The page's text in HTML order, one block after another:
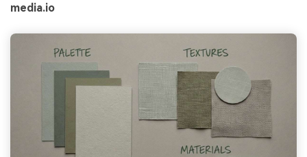
media.io